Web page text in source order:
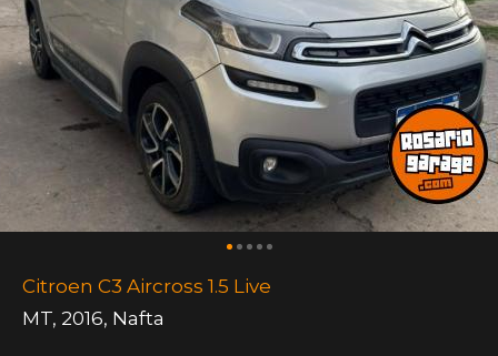
Citroen C3 Aircross 1.5 Live
MT, 2016, Nafta